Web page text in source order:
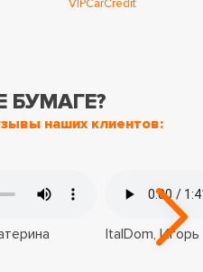
VIPCarCredit
БУМАГЕ?
наших клиентов:
ItalDom, Игорь